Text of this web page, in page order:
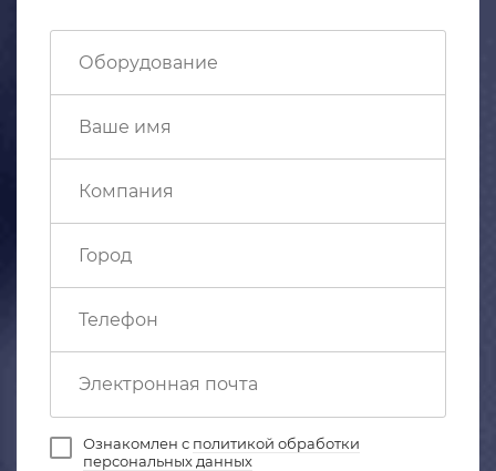
Ознакомлен с политикой обработки
персональных данных